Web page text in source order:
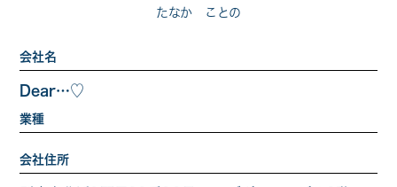
たなか ことの
会社名
Dear…♡
業種
会社住所